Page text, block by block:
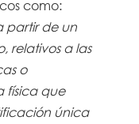
como:
partir de un
relativos a las
o
física que
única